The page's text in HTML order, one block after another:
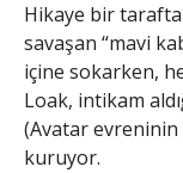
Hikaye bir
savaşan “mavi
içine sokarken,
Loak, intikam
(Avatar evreninin
kuruyor.